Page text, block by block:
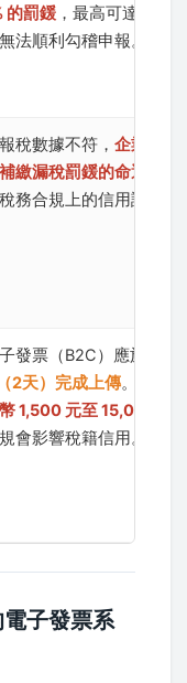
的罰鍰 ，最高可達新台
法順利勾稽申報。
稅數據不符， 企業將面
繳漏稅罰鍰的命運
務合規上的信用評等。
發票（B2C）應於開立
2天）完成上傳。
1,500 元至 15,000 元
會影響稅籍信用。
子發票系